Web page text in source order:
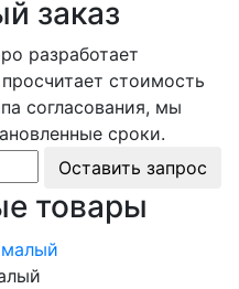
заказ
разработает
стоимость
согласования, мы
сроки.
Оставить запрос
товары